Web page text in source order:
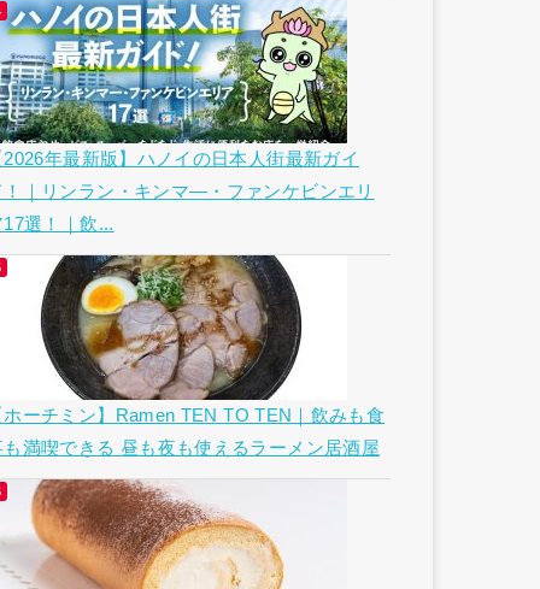
2026年最新版】ハノイの日本人街最新ガイ
！｜リンラン・キンマ―・ファンケビンエリ
17選！｜飲...
ホーチミン】Ramen TEN TO TEN｜飲みも食
も満喫できる 昼も夜も使えるラーメン居酒屋